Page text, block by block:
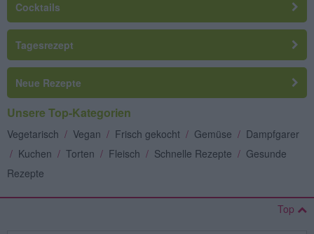
Cocktails
Tagesrezept
Neue Rezepte
Unsere Top-Kategorien
Vegetarisch / Vegan / Frisch gekocht / Gemüse / Dampfgarer
/ Kuchen / Torten / Fleisch / Schnelle Rezepte / Gesunde
Rezepte
Top